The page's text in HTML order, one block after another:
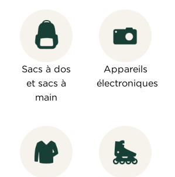
Sacs à dos
et sacs à
main
Appareils
électroniques